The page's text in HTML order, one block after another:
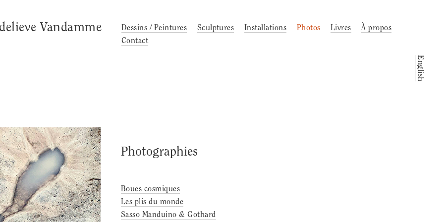
Vandamme Dessins / Peintures Sculptures Installations Photos Livres
À propos
Contact
English
Photographies
Boues cosmiques
Les plis du monde
Sasso Manduino & Gothard